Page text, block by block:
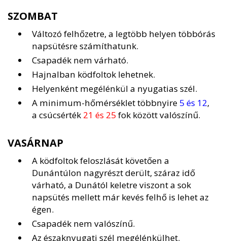
SZOMBAT
Változó felhőzetre, a legtöbb helyen többórás
napsütésre számíthatunk.
Csapadék nem várható.
Hajnalban ködfoltok lehetnek.
Helyenként megélénkül a nyugatias szél.
A minimum-hőmérséklet többnyire 5 és 12,
a csúcsérték 21 és 25 fok között valószínű.
VASÁRNAP
A ködfoltok feloszlását követően a
Dunántúlon nagyrészt derült, száraz idő
várható, a Dunától keletre viszont a sok
napsütés mellett már kevés felhő is lehet az
égen.
Csapadék nem valószínű.
Az északnyugati szél megélénkülhet.